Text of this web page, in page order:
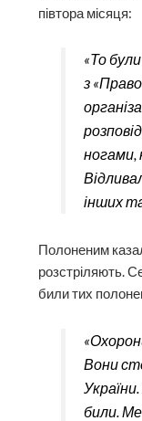
півтора місяця:
«То
з
ногами,
інших
Полоненим
розстріляють.
били тих
Вони
били.